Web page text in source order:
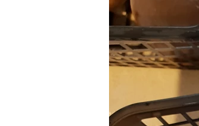
Домашние
Без глютена
Блюда с рисом